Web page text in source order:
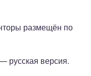
размещён по
русская версия.